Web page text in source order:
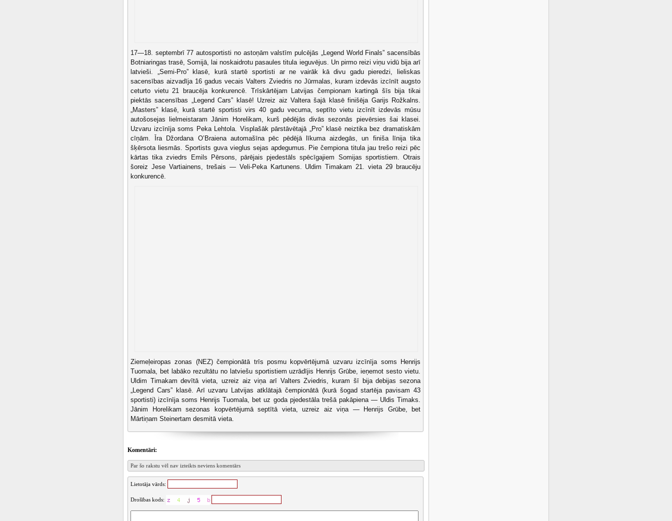
17—18. septembrī 77 autosportisti no astoņām valstīm pulcējās „Legend World Finals” sacensībās
Botniaringas trasē, Somijā, lai noskaidrotu pasaules titula ieguvējus. Un pirmo reizi viņu vidū bija arī
latvieši. „Semi-Pro” klasē, kurā startē sportisti ar ne vairāk kā divu gadu pieredzi, lieliskas
sacensības aizvadīja 16 gadus vecais Valters Zviedris no Jūrmalas, kuram izdevās izcīnīt augsto
ceturto vietu 21 braucēja konkurencē. Trīskārtējam Latvijas čempionam kartingā šīs bija tikai
piektās sacensības „Legend Cars” klasē! Uzreiz aiz Valtera šajā klasē finišēja Garijs Rožkalns.
„Masters” klasē, kurā startē sportisti virs 40 gadu vecuma, septīto vietu izcīnīt izdevās mūsu
autošosejas lielmeistaram Jānim Horelikam, kurš pēdējās divās sezonās pievērsies šai klasei.
Uzvaru izcīnīja soms Peka Lehtola. Visplašāk pārstāvētajā „Pro” klasē neiztika bez dramatiskām
cīņām. Īra Džordana O’Braiena automašīna pēc pēdējā līkuma aizdegās, un finiša līnija tika
šķērsota liesmās. Sportists guva vieglus sejas apdegumus. Pie čempiona titula jau trešo reizi pēc
kārtas tika zviedrs Emils Pērsons, pārējais pjedestāls spēcīgajiem Somijas sportistiem. Otrais
šoreiz Jese Vartiainens, trešais — Veli-Peka Kartunens. Uldim Timakam 21. vieta 29 braucēju
konkurencē.
Ziemeļeiropas zonas (NEZ) čempionātā trīs posmu kopvērtējumā uzvaru izcīnīja soms Henrijs
Tuomala, bet labāko rezultātu no latviešu sportistiem uzrādījis Henrijs Grūbe, ieņemot sesto vietu.
Uldim Timakam devītā vieta, uzreiz aiz viņa arī Valters Zviedris, kuram šī bija debijas sezona
„Legend Cars” klasē. Arī uzvaru Latvijas atklātajā čempionātā (kurā šogad startēja pavisam 43
sportisti) izcīnīja soms Henrijs Tuomala, bet uz goda pjedestāla trešā pakāpiena — Uldis Timaks.
Jānim Horelikam sezonas kopvērtējumā septītā vieta, uzreiz aiz viņa — Henrijs Grūbe, bet
Mārtiņam Steinertam desmitā vieta.
Komentāri:
Par šo rakstu vēl nav izteikts neviens komentārs
Lietotāja vārds:
Drošības kods: